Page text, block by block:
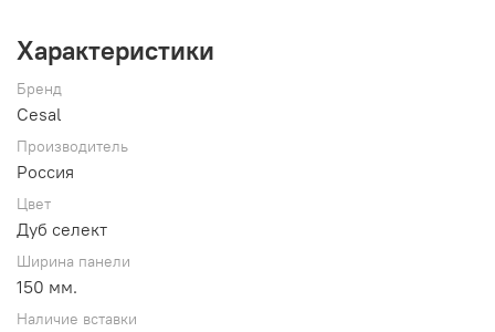
Характеристики
Бренд
Cesal
Производитель
Россия
Цвет
Дуб селект
Ширина панели
150 мм.
Наличие вставки